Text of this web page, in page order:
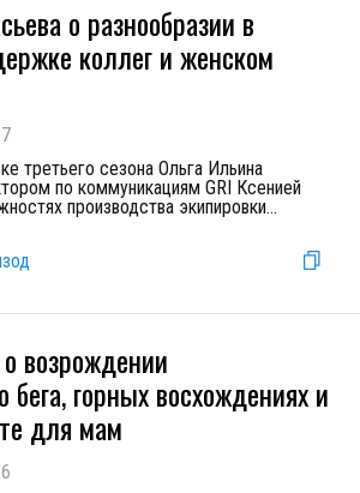
о разнообразии в
коллег и женском
третьего сезона Ольга Ильина
по коммуникациям GRI Ксенией
производства экипировки...
возрождении
бега, горных восхождениях и
для мам